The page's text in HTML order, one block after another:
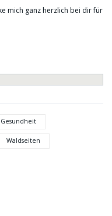
mich ganz herzlich bei dir für
Waldseiten